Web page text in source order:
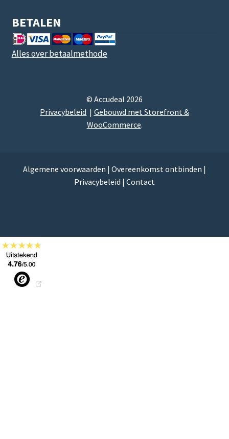
BETALEN
Alles over betaalmethode
© Accudeal 2026
Privacybeleid
Gebouwd met Storefront &
WooCommerce.
Algemene voorwaarden | Overeenkomst ontbinden |
Privacybeleid | Contact